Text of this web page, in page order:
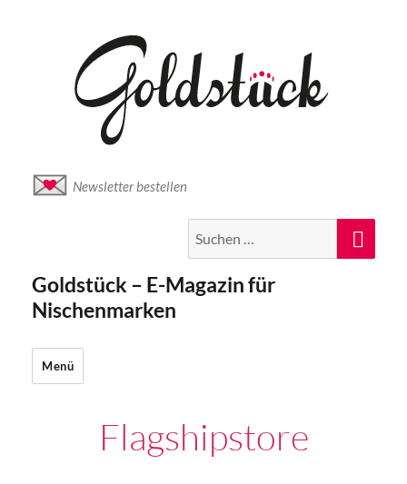
Newsletter bestellen
nach:
Goldstück – E-Magazin für
Nischenmarken
Menü
Flagshipstore